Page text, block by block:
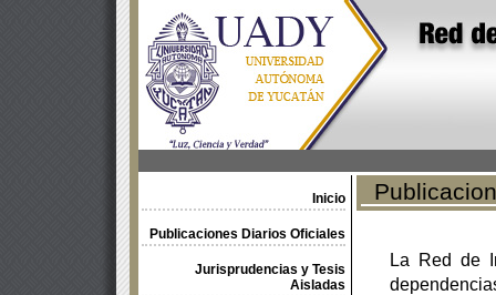
Inicio
Publicaciones Diarios Oficiales
Jurisprudencias y Tesis
Aisladas
La Red de